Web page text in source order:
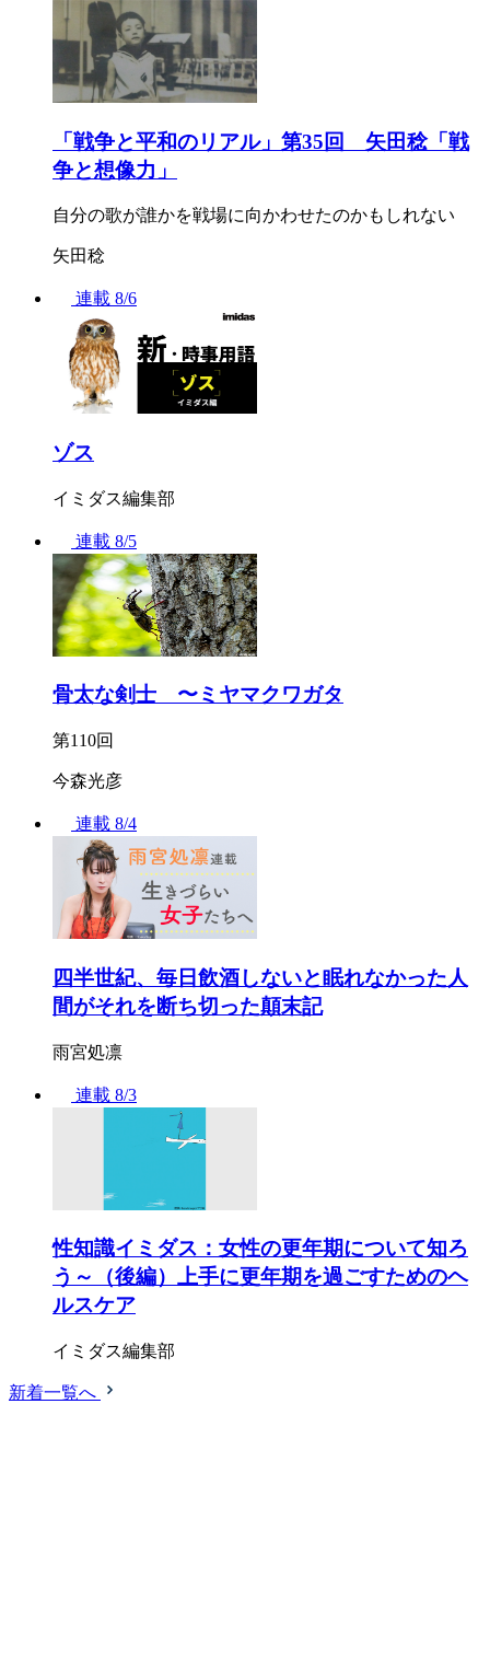
「戦争と平和のリアル」第35回 矢田稔「戦
争と想像力」
自分の歌が誰かを戦場に向かわせたのかもしれない
矢田稔
連載 8/6
ゾス
イミダス編集部
連載 8/5
骨太な剣士 〜ミヤマクワガタ
第110回
今森光彦
連載 8/4
四半世紀、毎日飲酒しないと眠れなかった人
間がそれを断ち切った顛末記
雨宮処凛
連載 8/3
性知識イミダス：女性の更年期について知ろ
う～（後編）上手に更年期を過ごすためのヘ
ルスケア
イミダス編集部
新着一覧へ